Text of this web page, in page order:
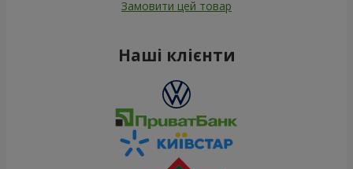
Замовити цей товар
Наші клієнти